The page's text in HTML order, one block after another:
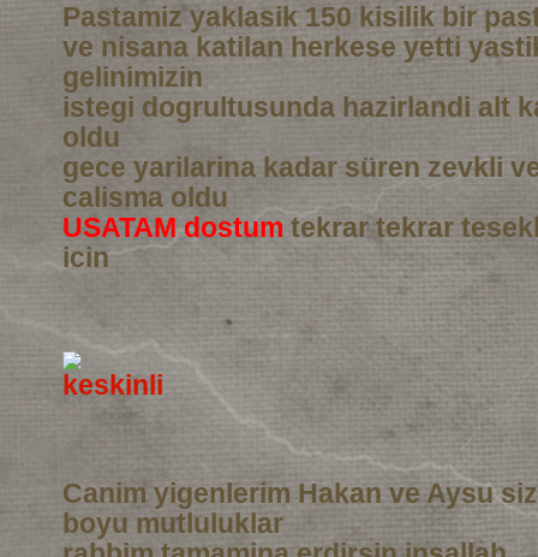
Pastamiz yaklasik 150 kisilik bir
ve nisana katilan herkese yetti
gelinimizin
istegi dogrultusunda hazirlandi alt
oldu
gece yarilarina kadar süren zevkli
calisma oldu
USATAM dostum tekrar tekrar
icin
Canim yigenlerim Hakan ve Aysu
boyu mutluluklar